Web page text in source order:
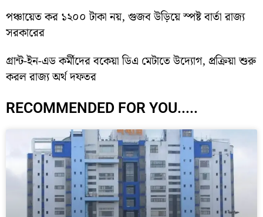
পঞ্চায়েত কর ১২০০ টাকা নয়, গুজব উড়িয়ে স্পষ্ট বার্তা রাজ্য
সরকারের
গ্রান্ট-ইন-এড কর্মীদের বকেয়া ডিএ মেটাতে উদ্যোগ, প্রক্রিয়া শুরু
করল রাজ্য অর্থ দফতর
RECOMMENDED FOR YOU.....